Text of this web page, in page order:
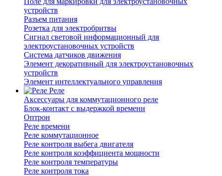
устройств
Разъем питания
Розетка для электробритвы
Сигнал световой информационный для
электроустановочных устройств
Система датчиков движения
Элемент декоративный для электроустановочных
устройств
Элемент интеллектуального управления
Реле
Аксессуары для коммутационного реле
Блок-контакт с выдержкой времени
Оптрон
Реле времени
Реле коммутационное
Реле контроля выбега двигателя
Реле контроля коэффициента мощности
Реле контроля температуры
Реле контроля тока